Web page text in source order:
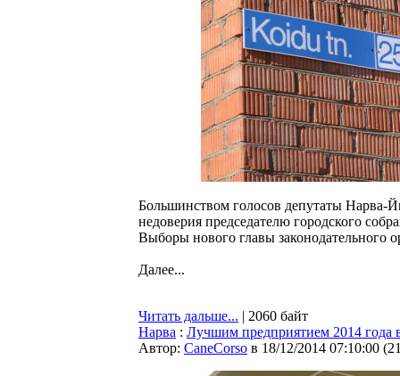
Большинством голосов депутаты Нарва-
недоверия председателю городского
Выборы нового главы законодательного
Далее...
Читать дальше... | 2060 байт
Нарва : Лучшим предприятием 2014 года
Автор: CaneCorso в 18/12/2014 07:10:00 (